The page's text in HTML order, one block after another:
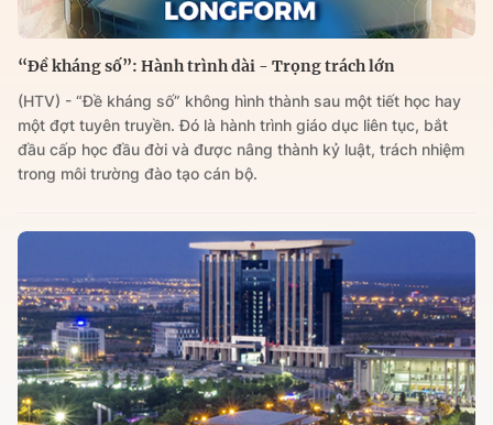
“Đề kháng số”: Hành trình dài - Trọng trách lớn
(HTV) - “Đề kháng số” không hình thành sau một tiết học hay
một đợt tuyên truyền. Đó là hành trình giáo dục liên tục, bắt
đầu cấp học đầu đời và được nâng thành kỷ luật, trách nhiệm
trong môi trường đào tạo cán bộ.